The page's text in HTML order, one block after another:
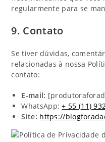
regularmente para se
9. Contato
Se tiver dúvidas,
relacionadas à nossa
contato:
E-mail:
WhatsApp:+ 55 (11)
Site: https://